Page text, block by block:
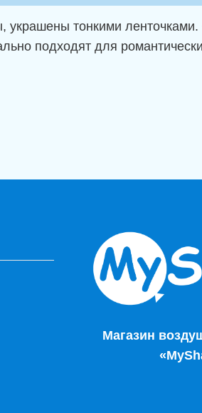
украшены тонкими
подходят для
Магазин